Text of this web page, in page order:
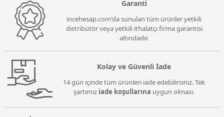
Garanti
incehesap.com'da sunulan tüm ürünler yetkili
distribütör veya yetkili ithalatçı firma garantisi
altındadır.
Kolay ve Güvenli İade
14 gün içinde tüm ürünleri iade edebilirsiniz. Tek
şartımız iade koşullarına uygun olması.